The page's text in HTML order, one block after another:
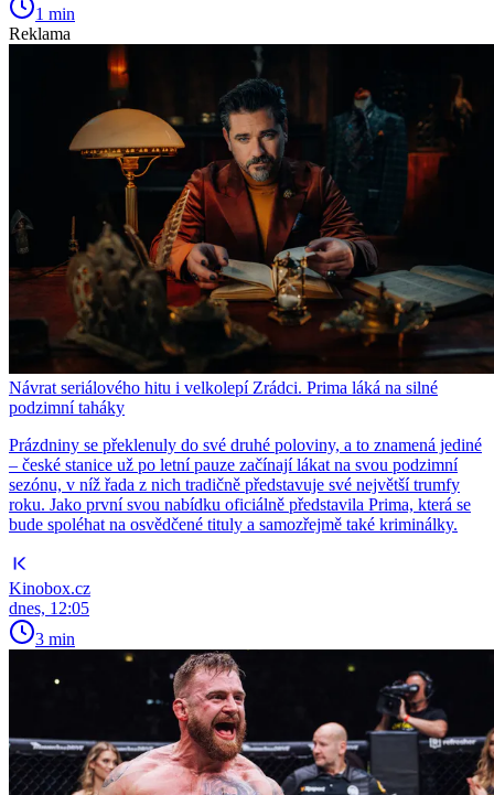
1 min
Reklama
Návrat seriálového hitu i velkolepí Zrádci. Prima láká na silné
podzimní taháky
Prázdniny se překlenuly do své druhé poloviny, a to znamená jediné
– české stanice už po letní pauze začínají lákat na svou podzimní
sezónu, v níž řada z nich tradičně představuje své největší trumfy
roku. Jako první svou nabídku oficiálně představila Prima, která se
bude spoléhat na osvědčené tituly a samozřejmě také kriminálky.
Kinobox.cz
dnes, 12:05
3 min